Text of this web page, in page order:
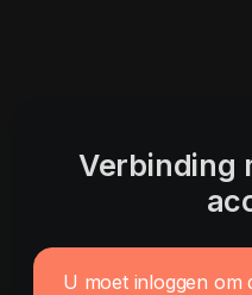
Verbinding
U moet inloggen om